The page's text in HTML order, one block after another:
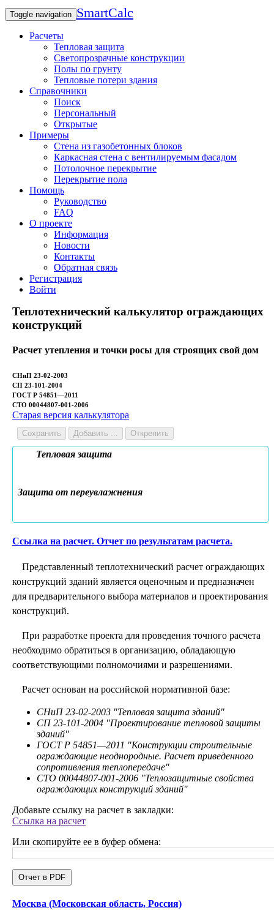
Toggle navigation SmartCalc
Расчеты
Тепловая защита
Светопрозрачные конструкции
Полы по грунту
Тепловые потери здания
Справочники
Поиск
Персональный
Открытые
Примеры
Стена из газобетонных блоков
Каркасная стена с вентилируемым фасадом
Потолочное перекрытие
Перекрытие пола
Помощь
Руководство
FAQ
О проекте
Информация
Новости
Контакты
Обратная связь
Регистрация
Войти
Теплотехнический калькулятор ограждающих
конструкций
Расчет утепления и точки росы для строящих свой дом
СНиП 23-02-2003
СП 23-101-2004
ГОСТ Р 54851—2011
СТО 00044807-001-2006
Старая версия калькулятора
Сохранить Добавить ... Открепить
Тепловая защита
Защита от переувлажнения
Ссылка на расчет. Отчет по результатам расчета.
Представленный теплотехнический расчет ограждающих
конструкций зданий является оценочным и предназначен
для предварительного выбора материалов и проектирования
конструкций.
При разработке проекта для проведения точного расчета
необходимо обратиться в организацию, обладающую
соответствующими полномочиями и разрешениями.
Расчет основан на российской нормативной базе:
СНиП 23-02-2003 "Тепловая защита зданий"
СП 23-101-2004 "Проектирование тепловой защиты
зданий"
ГОСТ Р 54851—2011 "Конструкции строительные
ограждающие неоднородные. Расчет приведенного
сопротивления теплопередаче"
СТО 00044807-001-2006 "Теплозащитные свойства
ограждающих конструкций зданий"
Добавьте ссылку на расчет в закладки:
Ссылка на расчет
Или скопируйте ее в буфер обмена:
Отчет в PDF
Москва (Московская область, Россия)